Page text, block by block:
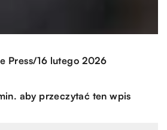
Press/16 lutego 2026
aby przeczytać ten wpis